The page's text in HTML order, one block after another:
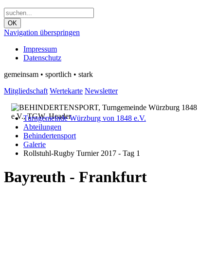
OK
Navigation überspringen
Impressum
Datenschutz
gemeinsam • sportlich • stark
Mitgliedschaft Wertekarte Newsletter
Turngemeinde Würzburg von 1848 e.V.
Abteilungen
Behindertensport
Galerie
Rollstuhl-Rugby Turnier 2017 - Tag 1
Bayreuth - Frankfurt